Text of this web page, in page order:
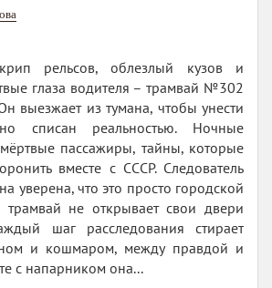
рельсов, облезлый кузов и
глаза водителя – трамвай №302
выезжает из тумана, чтобы унести
списан реальностью. Ночные
пассажиры, тайны, которые
вместе с СССР. Следователь
уверена, что это просто городской
не открывает свои двери
шаг расследования стирает
и кошмаром, между правдой и
с напарником она...